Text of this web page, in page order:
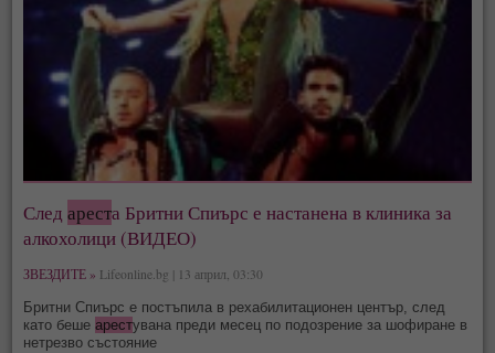
Следареста Бритни Спиърс е настанена в клиника за
алкохолици (ВИДЕО)
ЗВЕЗДИТЕ » Lifeonline.bg | 13 април, 03:30
Бритни Спиърс е постъпила в рехабилитационен център, след
като бешеарестувана преди месец по подозрение за шофиране в
нетрезво състояние